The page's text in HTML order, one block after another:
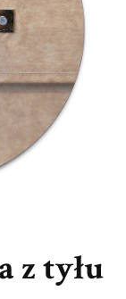
z tyłu